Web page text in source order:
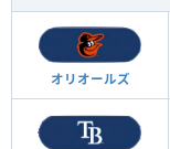
オリオールズ